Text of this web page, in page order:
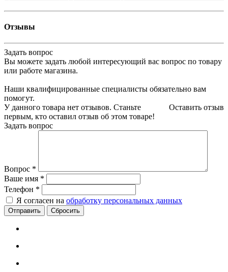
Отзывы
Задать вопрос
Вы можете задать любой интересующий вас вопрос по товару
или работе магазина.
Наши квалифицированные специалисты обязательно вам
помогут.
Оставить отзыв
У данного товара нет отзывов. Станьте
первым, кто оставил отзыв об этом товаре!
Задать вопрос
Вопрос *
Ваше имя *
Телефон *
Я согласен на обработку персональных данных
Сбросить